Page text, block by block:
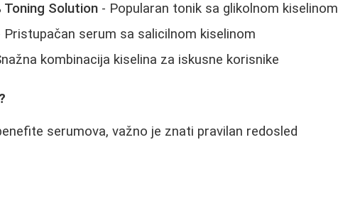
Toning Solution - Popularan tonik sa glikolnom kiselinom
Pristupačan serum sa salicilnom kiselinom
kombinacija kiselina za iskusne korisnike
serumova, važno je znati pravilan redosled